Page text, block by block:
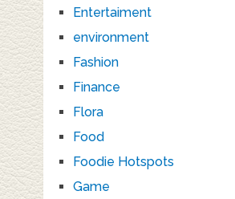
Entertaiment
environment
Fashion
Finance
Flora
Food
Foodie Hotspots
Game